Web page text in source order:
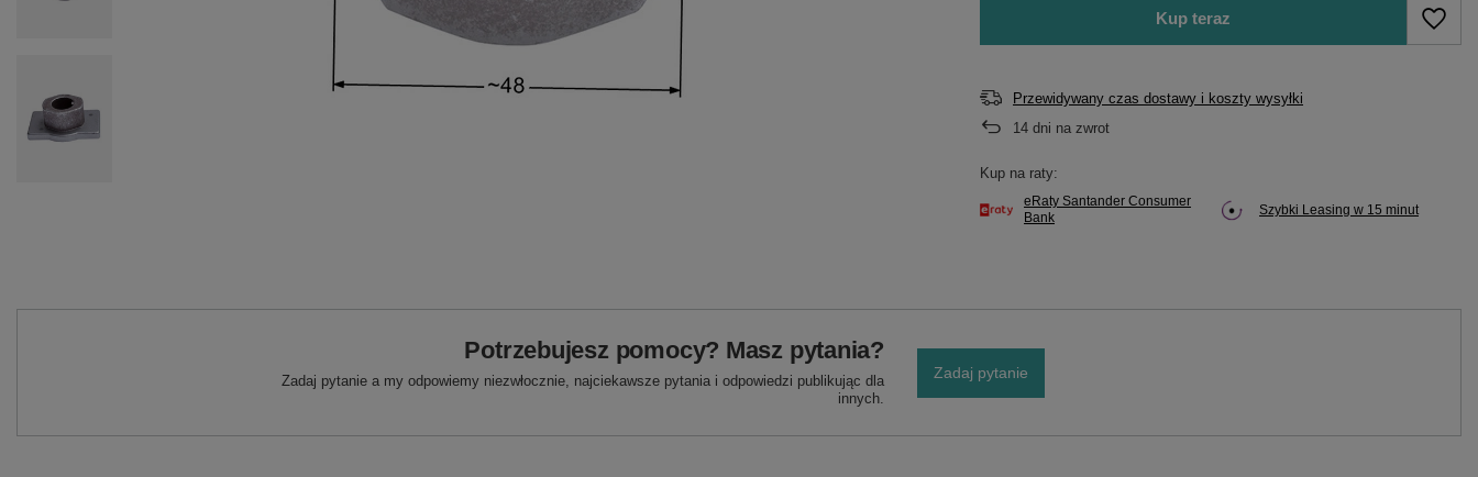
Kup teraz
Przewidywany czas dostawy i koszty wysyłki
14 dni na zwrot
Kup na raty:
eRaty Santander Consumer
Bank
Szybki Leasing w 15 minut
Potrzebujesz pomocy? Masz pytania?
Zadaj pytanie a my odpowiemy niezwłocznie, najciekawsze pytania i odpowiedzi publikując dla
innych.
Zadaj pytanie